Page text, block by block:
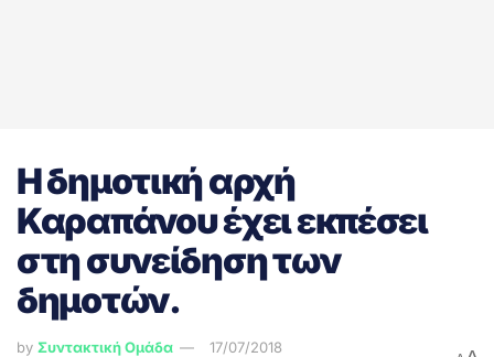
Η δημοτική αρχή
Καραπάνου έχει εκπέσει
στη συνείδηση των
δημοτών.
by Συντακτική Ομάδα
17/07/2018